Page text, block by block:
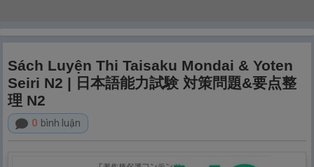
Sách Luyện Thi Taisaku Mondai & Yoten
Seiri N2 | 日本語能力試験 対策問題&要点整
理 N2
0 bình luận